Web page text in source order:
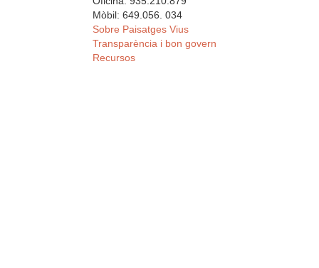
Mòbil: 649.056. 034
Sobre Paisatges Vius
Transparència i bon govern
Recursos